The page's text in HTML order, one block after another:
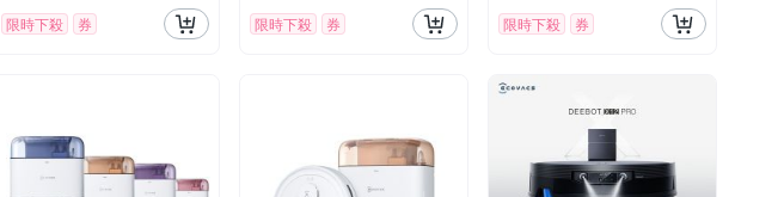
限時下殺 券 限時下殺 券 限時下殺 券